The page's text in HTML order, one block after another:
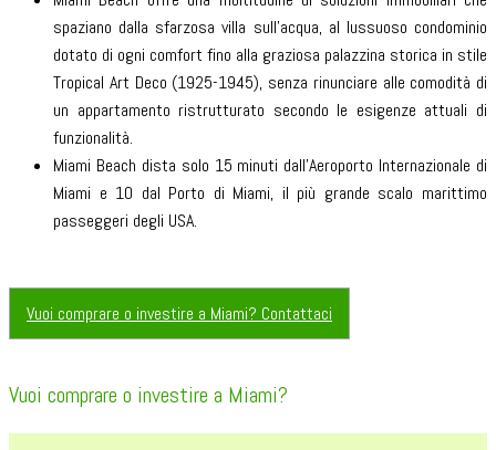
spaziano dalla sfarzosa villa sull’acqua, al lussuoso condominio
dotato di ogni comfort fino alla graziosa palazzina storica in stile
Tropical Art Deco (1925-1945), senza rinunciare alle comodità di
un appartamento ristrutturato secondo le esigenze attuali di
funzionalità.
Miami Beach dista solo 15 minuti dall’Aeroporto Internazionale di
Miami e 10 dal Porto di Miami, il più grande scalo marittimo
passeggeri degli USA.
Vuoi comprare o investire a Miami? Contattaci
Vuoi comprare o investire a Miami?